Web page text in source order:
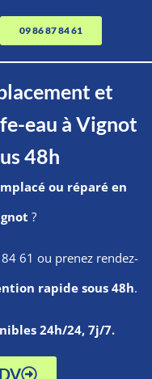
09 86 87 84 61
et
eau à Vignot
48h
ou réparé en
?
61 ou prenez rendez-
rapide sous 48h.
24h/24, 7j/7.